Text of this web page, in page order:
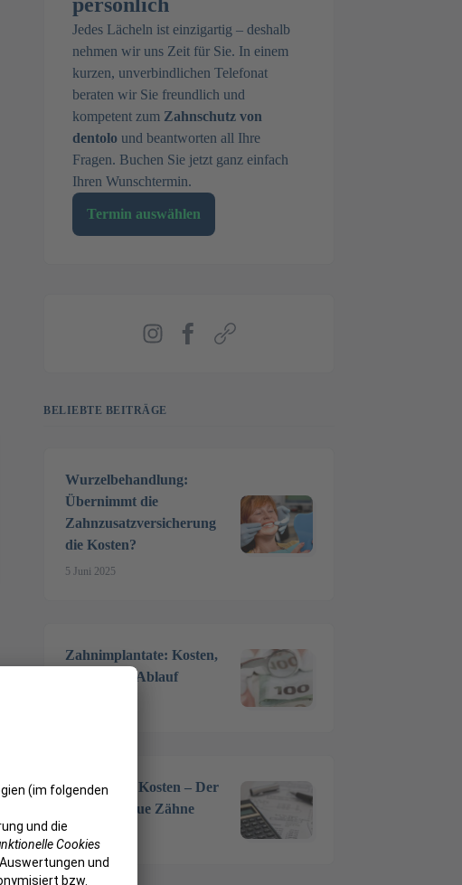
Jedes Lächeln ist einzigartig – deshalb
nehmen wir uns Zeit für Sie. In einem
kurzen, unverbindlichen Telefonat
beraten wir Sie freundlich und
kompetent zum Zahnschutz von
dentolo und beantworten all Ihre
Fragen. Buchen Sie jetzt ganz einfach
Ihren Wunschtermin.
Termin auswählen
BELIEBTE BEITRÄGE
Wurzelbehandlung:
Übernimmt die
Zahnzusatzversicherung
die Kosten?
5 Juni 2025
Zahnimplantate: Kosten,
Material & Ablauf
Zahnersatz Kosten – Der
Preis für neue Zähne